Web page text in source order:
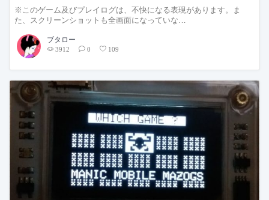
※このゲーム及びプレイログは、不快になる表現があります。ま
た、スクリーンショットも全画面になっていな…
ブタロー
3912 0 109